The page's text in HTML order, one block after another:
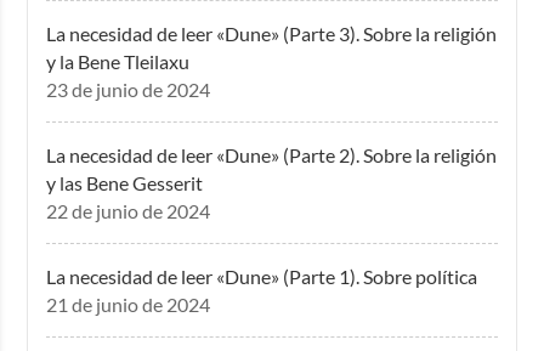
La necesidad de leer «Dune» (Parte 3). Sobre la religión
y la Bene Tleilaxu
23 de junio de 2024
La necesidad de leer «Dune» (Parte 2). Sobre la religión
y las Bene Gesserit
22 de junio de 2024
La necesidad de leer «Dune» (Parte 1). Sobre política
21 de junio de 2024